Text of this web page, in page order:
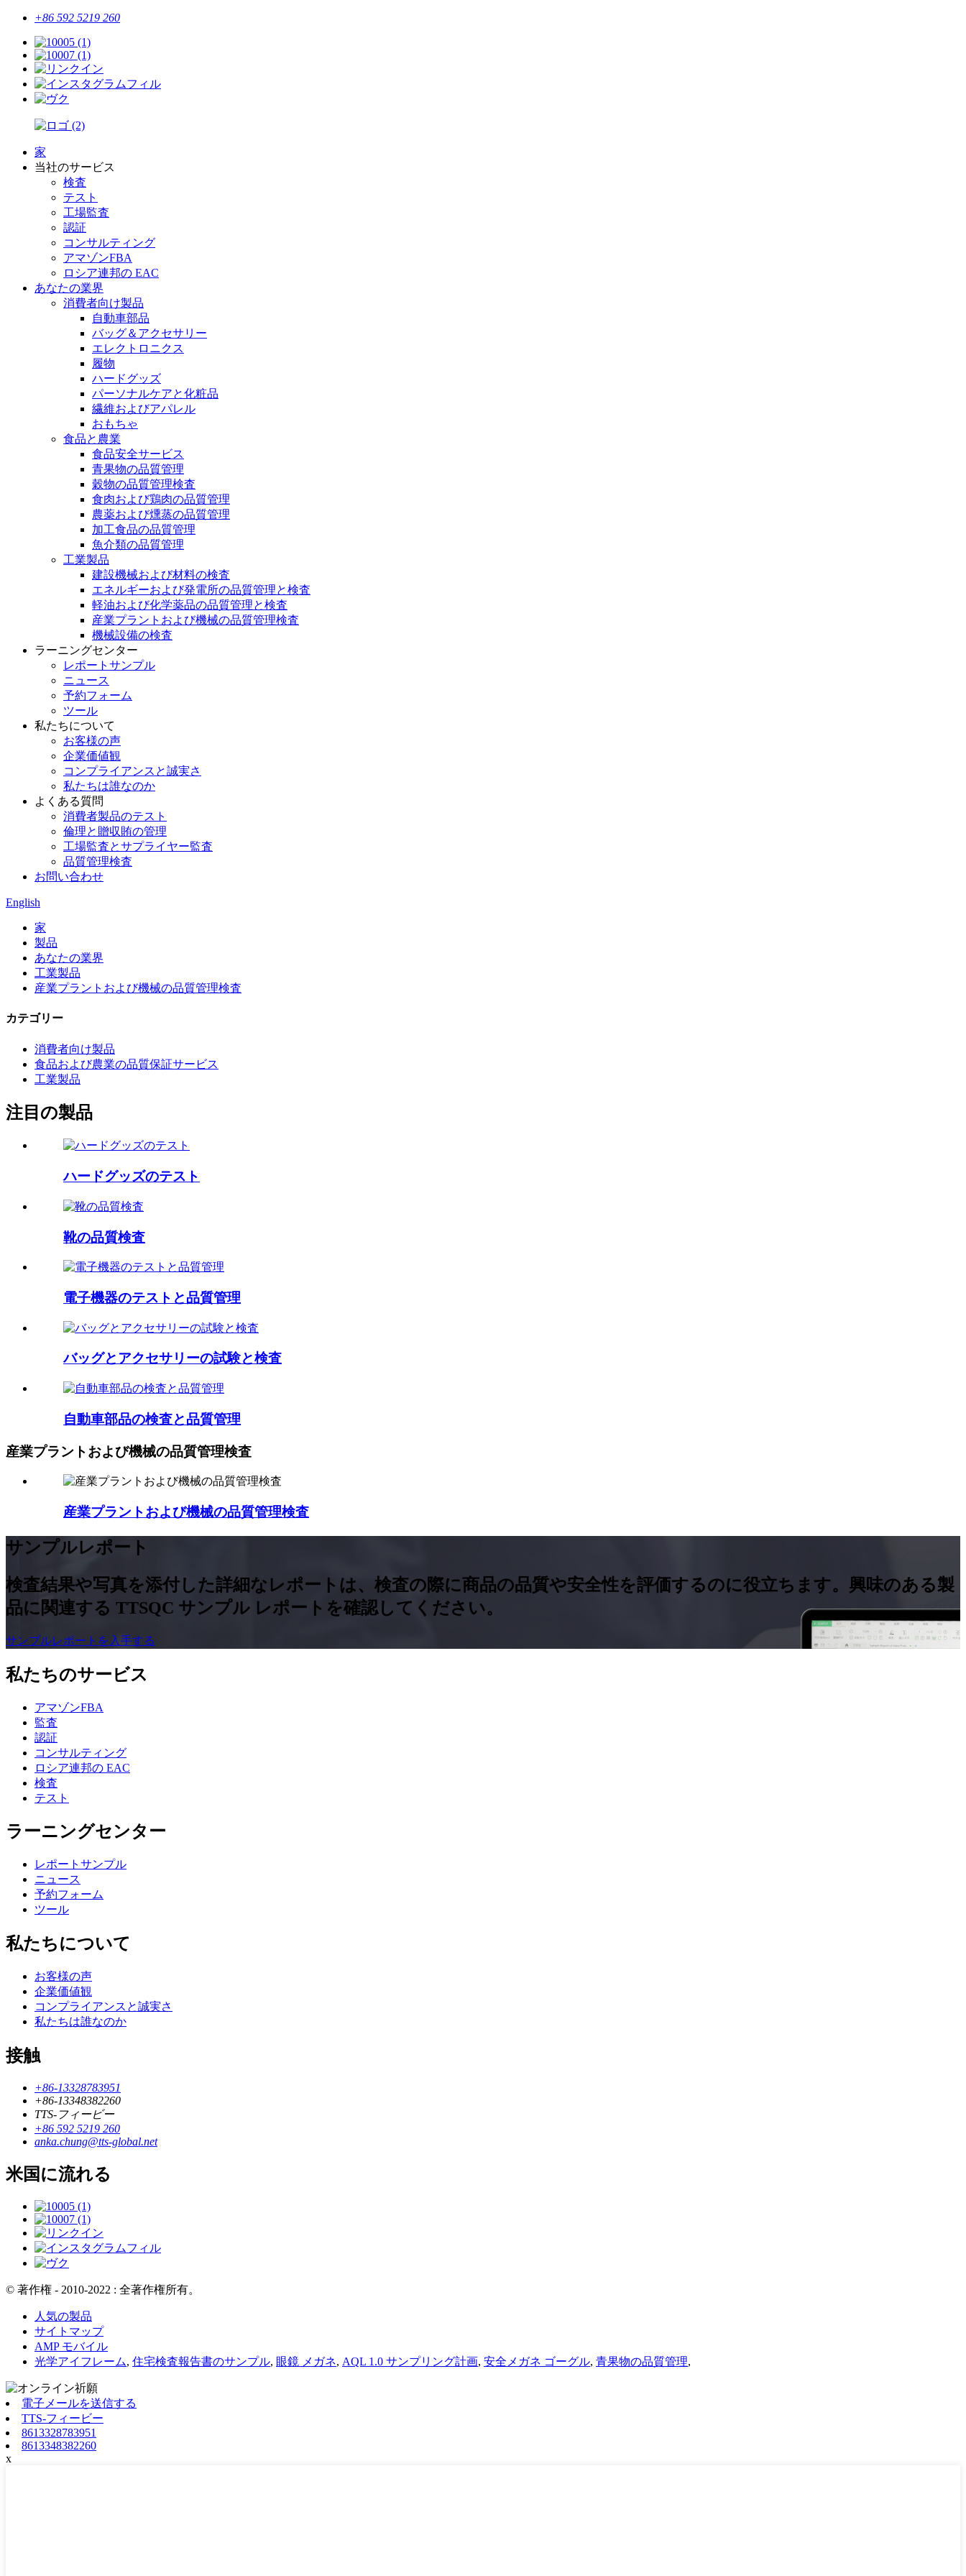
+86 592 5219 260
家
当社のサービス
検査
テスト
工場監査
認証
コンサルティング
アマゾンFBA
ロシア連邦の EAC
あなたの業界
消費者向け製品
自動車部品
バッグ＆アクセサリー
エレクトロニクス
履物
ハードグッズ
パーソナルケアと化粧品
繊維およびアパレル
おもちゃ
食品と農業
食品安全サービス
青果物の品質管理
穀物の品質管理検査
食肉および鶏肉の品質管理
農薬および燻蒸の品質管理
加工食品の品質管理
魚介類の品質管理
工業製品
建設機械および材料の検査
エネルギーおよび発電所の品質管理と検査
軽油および化学薬品の品質管理と検査
産業プラントおよび機械の品質管理検査
機械設備の検査
ラーニングセンター
レポートサンプル
ニュース
予約フォーム
ツール
私たちについて
お客様の声
企業価値観
コンプライアンスと誠実さ
私たちは誰なのか
よくある質問
消費者製品のテスト
倫理と贈収賄の管理
工場監査とサプライヤー監査
品質管理検査
お問い合わせ
English
家
製品
あなたの業界
工業製品
産業プラントおよび機械の品質管理検査
カテゴリー
消費者向け製品
食品および農業の品質保証サービス
工業製品
注目の製品
ハードグッズのテスト
靴の品質検査
電子機器のテストと品質管理
バッグとアクセサリーの試験と検査
自動車部品の検査と品質管理
産業プラントおよび機械の品質管理検査
産業プラントおよび機械の品質管理検査
サンプルレポート
検査結果や写真を添付し​​た詳細なレポートは、検査の際に商品の品質や安全性を評価するのに役立ちます。興味のある製
品に関連する TTSQC サンプル レポートを確認してください。
サンプルレポートを入手する
私たちのサービス
アマゾンFBA
監査
認証
コンサルティング
ロシア連邦の EAC
検査
テスト
ラーニングセンター
レポートサンプル
ニュース
予約フォーム
ツール
私たちについて
お客様の声
企業価値観
コンプライアンスと誠実さ
私たちは誰なのか
接触
+86-13328783951
+86-13348382260
TTS-フィービー
+86 592 5219 260
anka.chung@tts-global.net
米国に流れる
© 著作権 - 2010-2022 : 全著作権所有。
人気の製品
サイトマップ
AMP モバイル
光学アイフレーム, 住宅検査報告書のサンプル, 眼鏡 メガネ, AQL 1.0 サンプリング計画, 安全メガネ ゴーグル, 青果物の品質管理,
電子メールを送信する
TTS-フィービー
8613328783951
8613348382260
x